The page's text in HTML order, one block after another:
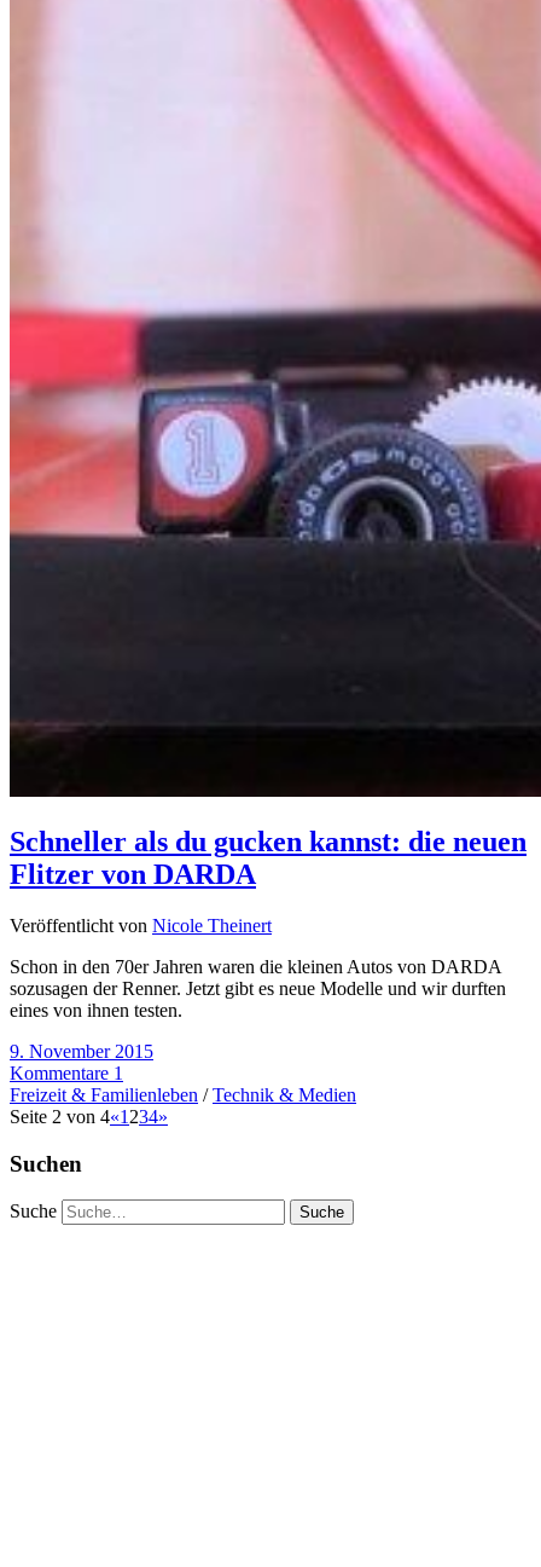
Schneller als du gucken kannst: die neuen
Flitzer von DARDA
Veröffentlicht von Nicole Theinert
Schon in den 70er Jahren waren die kleinen Autos von DARDA
sozusagen der Renner. Jetzt gibt es neue Modelle und wir durften
eines von ihnen testen.
9. November 2015
Kommentare 1
Freizeit & Familienleben /Technik & Medien
Seite 2 von 4«1 234»
Suchen
Suche